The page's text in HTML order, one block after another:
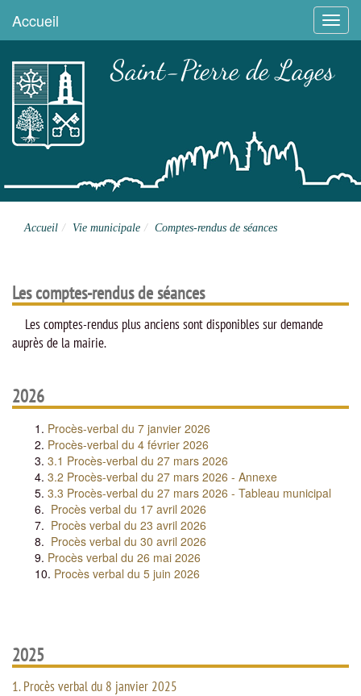
Menu
Accueil
Saint-Pierre de Lages
Site officiel
Accueil Vie municipale Comptes-rendus de séances
Les comptes-rendus de séances
Les comptes-rendus plus anciens sont disponibles sur demande
auprès de la mairie.
2026
Procès-verbal du 7 janvier 2026
Procès-verbal du 4 février 2026
3.1 Procès-verbal du 27 mars 2026
3.2 Procès-verbal du 27 mars 2026 - Annexe
3.3 Procès-verbal du 27 mars 2026 - Tableau municipal
Procès verbal du 17 avril 2026
Procès verbal du 23 avril 2026
Procès verbal du 30 avril 2026
Procès verbal du 26 mai 2026
Procès verbal du 5 juin 2026
2025
1. Procès verbal du 8 janvier 2025